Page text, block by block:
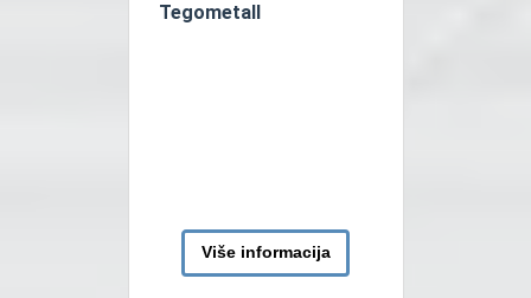
istaknutom. Lako se […]
Tegometall
Više informacija